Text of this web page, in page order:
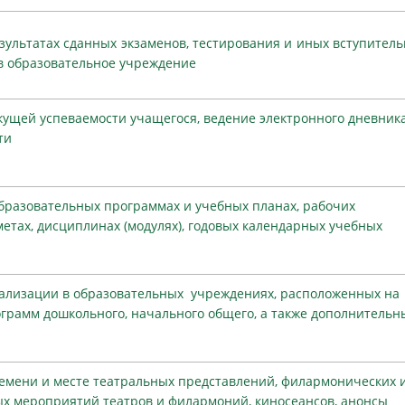
сданных экзаменов, тестирования и иных
учреждение
успеваемости учащегося, ведение электронного
программах и учебных планах, рабочих
дисциплинах (модулях), годовых календарных учебных
в образовательных учреждениях, расположенных на
дошкольного, начального общего, а также
и месте театральных представлений, филармонических
мероприятий театров и филармоний, киносеансов, анонсы